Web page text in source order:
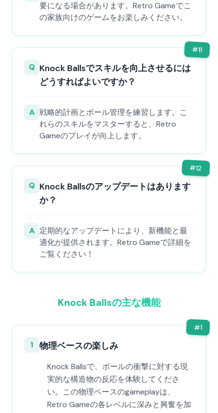
要になる場合があります。Retro Gameでこ
の家族向けのゲームをお楽しみください。
#11
Q Knock Ballsでスキルを向上させるには
どうすればよいですか？
A 戦略的計画とボール管理を練習します。こ
れらのスキルをマスターすると、Retro
Gameのプレイが向上します。
#12
Q Knock Ballsのアップデートはあります
か？
A 定期的なアップデートにより、新機能と最
適化が提供されます。Retro Gameで詳細を
ご覧ください！
Knock Ballsの主な機能
#1
1 物理ベースの楽しみ
Knock Ballsで、ボールの衝撃に対する現
実的な構造物の反応を体験してくださ
い。この物理ベースのgameplayは、
Retro Gameの各レベルに深みと興奮を加